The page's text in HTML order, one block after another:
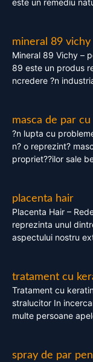
este un remediu
mineral 89 vichy
Mineral 89 Vichy –
89 este un produs
ncredere ?n
masca de par
?n lupta cu
n? o reprezint?
propriet??ilor sale
placenta hair
Placenta Hair –
reprezinta unul
aspectului nostru
tratament cu
Tratament cu
stralucitor In
multe persoane
spray de par